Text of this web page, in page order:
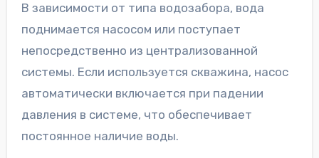
В зависимости от типа водозабора, вода
поднимается насосом или поступает
непосредственно из централизованной
системы. Если используется скважина, насос
автоматически включается при падении
давления в системе, что обеспечивает
постоянное наличие воды.